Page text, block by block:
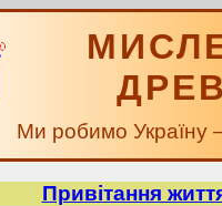
Ми робимо Україну
Привітання